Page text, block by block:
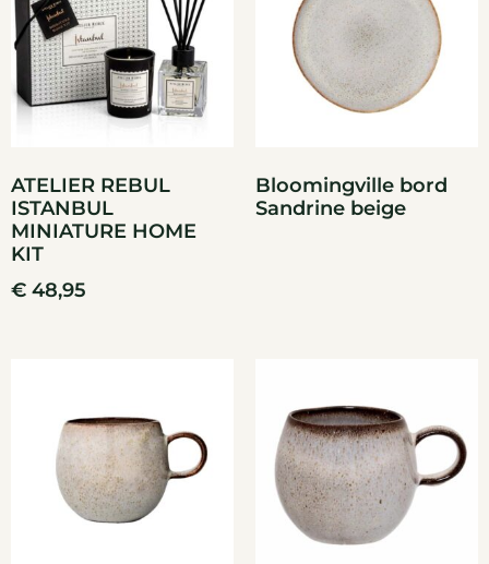
ATELIER REBUL
ISTANBUL
MINIATURE HOME
KIT
€ 48,95
Bloomingville bord
Sandrine beige